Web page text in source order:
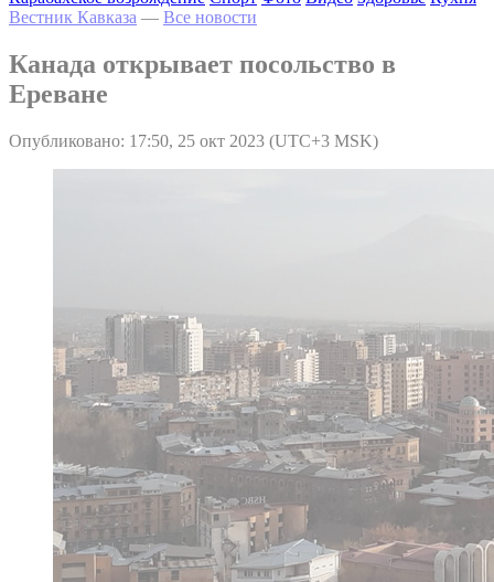
Вестник Кавказа — Все новости
Канада открывает посольство в
Ереване
Опубликовано: 17:50, 25 окт 2023 (UTC+3 MSK)